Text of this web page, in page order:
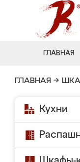
ГЛАВНАЯ
ГЛАВНАЯ →
Кухни